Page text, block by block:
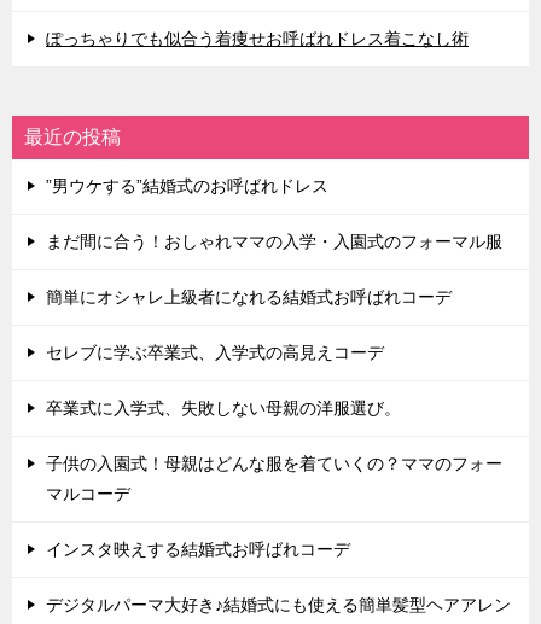
ぽっちゃりでも似合う着痩せお呼ばれドレス着こなし術
最近の投稿
”男ウケする”結婚式のお呼ばれドレス
まだ間に合う！おしゃれママの入学・入園式のフォーマル服
簡単にオシャレ上級者になれる結婚式お呼ばれコーデ
セレブに学ぶ卒業式、入学式の高見えコーデ
卒業式に入学式、失敗しない母親の洋服選び。
子供の入園式！母親はどんな服を着ていくの？ママのフォー
マルコーデ
インスタ映えする結婚式お呼ばれコーデ
デジタルパーマ大好き♪結婚式にも使える簡単髪型ヘアアレン